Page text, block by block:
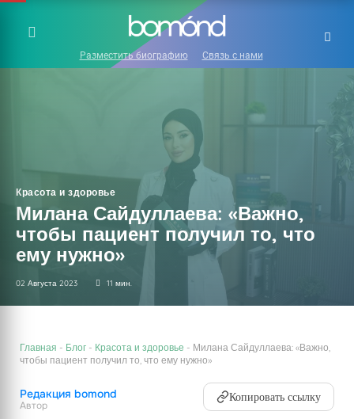
Разместить биографию Связь с нами
Красота и здоровье
Милана Сайдуллаева: «Важно,
чтобы пациент получил то, что
ему нужно»
02 Августа 2023 11 мин.
Главная - Блог - Красота и здоровье - Милана Сайдуллаева: «Важно,
чтобы пациент получил то, что ему нужно»
Редакция bomond
Автор
Копировать ссылку